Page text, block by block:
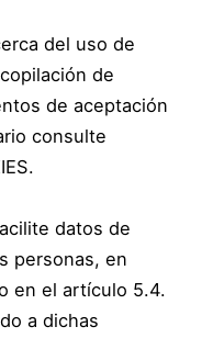
del uso de
de
de aceptación
consulte
datos de
personas, en
en el artículo 5.4.
a dichas